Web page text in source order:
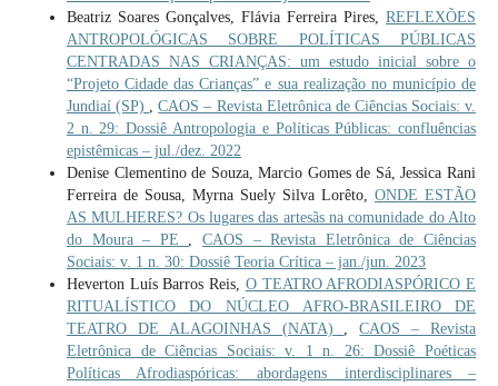
Beatriz Soares Gonçalves, Flávia Ferreira Pires,REFLEXÕES
ANTROPOLÓGICAS SOBRE POLÍTICAS PÚBLICAS
CENTRADAS NAS CRIANÇAS: um estudo inicial sobre o
“Projeto Cidade das Crianças” e sua realização no município de
Jundiaí (SP) ,CAOS – Revista Eletrônica de Ciências Sociais: v.
2 n. 29: Dossiê Antropologia e Políticas Públicas: confluências
epistêmicas – jul./dez. 2022
Denise Clementino de Souza, Marcio Gomes de Sá, Jessica Rani
Ferreira de Sousa, Myrna Suely Silva Lorêto,ONDE ESTÃO
AS MULHERES? Os lugares das artesãs na comunidade do Alto
do Moura – PE ,CAOS – Revista Eletrônica de Ciências
Sociais: v. 1 n. 30: Dossiê Teoria Crítica – jan./jun. 2023
Heverton Luís Barros Reis, O TEATRO AFRODIASPÓRICO E
RITUALÍSTICO DO NÚCLEO AFRO-BRASILEIRO DE
TEATRO DE ALAGOINHAS (NATA) ,CAOS – Revista
Eletrônica de Ciências Sociais: v. 1 n. 26: Dossiê Poéticas
Políticas Afrodiaspóricas: abordagens interdisciplinares –